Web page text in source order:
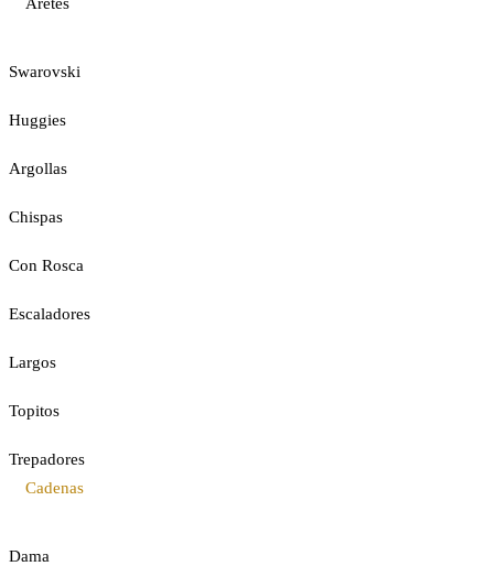
Swarovski
Huggies
Argollas
Chispas
Con Rosca
Escaladores
Largos
Topitos
Trepadores
Cadenas
Dama